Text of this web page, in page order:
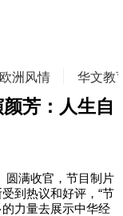
欧洲风情 华文教育
芳：人生自
圆满收官，节目制片
到热议和好评，“节
力量去展示中华经